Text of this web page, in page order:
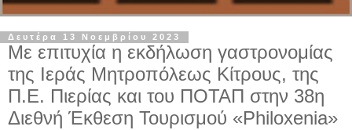
Δευτέρα 13 Νοεμβρίου 2023
Με επιτυχία η εκδήλωση γαστρονομίας
της Ιεράς Μητροπόλεως Κίτρους, της
Π.Ε. Πιερίας και του ΠΟΤΑΠ στην 38η
Διεθνή Έκθεση Τουρισμού «Philoxenia»